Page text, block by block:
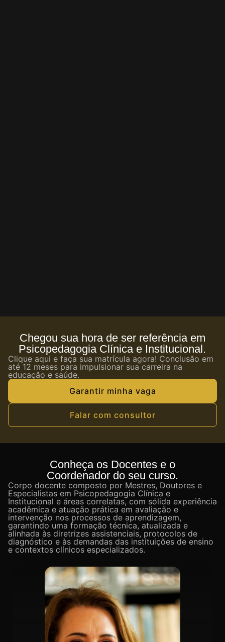
Chegou sua hora de ser referência em
Psicopedagogia Clínica e Institucional.
Clique aqui e faça sua matrícula agora! Conclusão em
até 12 meses para impulsionar sua carreira na
educação e saúde.
Garantir minha vaga
Falar com consultor
Conheça os Docentes e o
Coordenador do seu curso.
Corpo docente composto por Mestres, Doutores e
Especialistas em Psicopedagogia Clínica e
Institucional e áreas correlatas, com sólida experiência
acadêmica e atuação prática em avaliação e
intervenção nos processos de aprendizagem,
garantindo uma formação técnica, atualizada e
alinhada às diretrizes assistenciais, protocolos de
diagnóstico e às demandas das instituições de ensino
e contextos clínicos especializados.